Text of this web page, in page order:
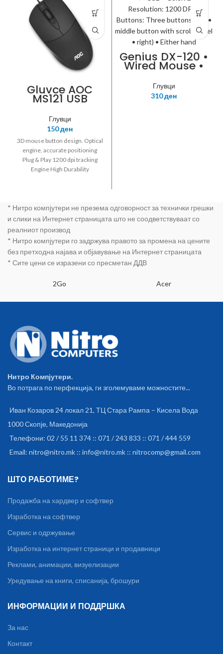
Gluvce AOC
MS121 USB
Глувци
150ден
3D mouse button design. Optical
engine, accurate positioning
Plug & Play 1200 dpi tracking
Engine High Durability
Genius DX-120 •
Wired Mouse •
USB • Color:
Black •
Resolution: 1200
DPI • Buttons:
Глувци
310ден
* Нитро компјутери не презема одговорност за технички грешки
и слики на Интернет страницата што не соодветствуваат со
реалниот производ
* Нитро компјутери го задржува правото за промена на цените
без претходна најава и објавување на Интернет страницата
* Сите цени се изразени со пресметан ДДВ
2Go Acer
Нитро Компјутери.
Во потрага по перфекција, ги зголемуваме можностите...
Иван Козаров 24 локал 21, ТЦ Стара Рампа – Кисела Вода
1000 Скопје, Македонија
Телефони: 02 / 55 11 374 :: 071 / 243 833 :: 071 / 444 559
Email: nitro@nitro.mk :: info@nitro.mk :: nitrocomp@gmail.com
ШТО РАБОТИМЕ?
Продажба на хардвер и софтвер
Изработка на софтвер
Сервис и одржување
Изработка на интернет страници и продавници
Реклами, анимации, визуелизации
Уредување на книги, списанија, брошури
ИНФОРМАЦИИ И ПОДДРШКА
За нас
Контакт